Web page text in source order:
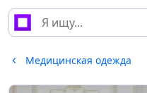
Медицинская одежда